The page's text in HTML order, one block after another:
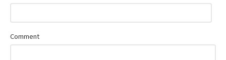
Comment